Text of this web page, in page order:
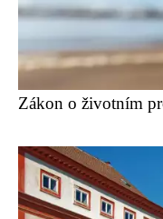
Zákon o životním